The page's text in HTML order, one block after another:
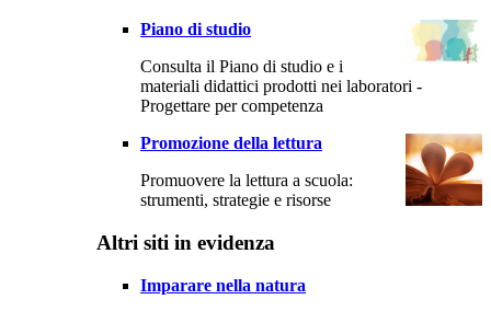
Piano di studio
Consulta il Piano di studio e i
materiali didattici prodotti nei laboratori -
Progettare per competenza
Promozione della lettura
Promuovere la lettura a scuola:
strumenti, strategie e risorse
Altri siti in evidenza
Imparare nella natura